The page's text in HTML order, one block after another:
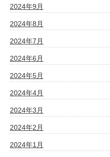
2024年9月
2024年8月
2024年7月
2024年6月
2024年5月
2024年4月
2024年3月
2024年2月
2024年1月